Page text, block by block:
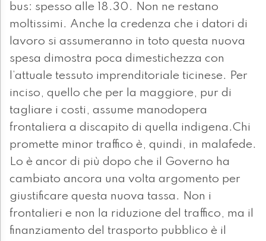
bus: spesso alle 18.30. Non ne restano
moltissimi. Anche la credenza che i datori di
lavoro si assumeranno in toto questa nuova
spesa dimostra poca dimestichezza con
l’attuale tessuto imprenditoriale ticinese. Per
inciso, quello che per la maggiore, pur di
tagliare i costi, assume manodopera
frontaliera a discapito di quella indigena.Chi
promette minor traffico è, quindi, in malafede.
Lo è ancor di più dopo che il Governo ha
cambiato ancora una volta argomento per
giustificare questa nuova tassa. Non i
frontalieri e non la riduzione del traffico, ma il
finanziamento del trasporto pubblico è il